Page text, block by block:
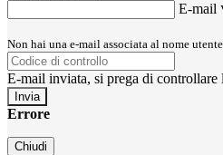
E-mail
Non hai una e-mail associata al nome
E-mail inviata, si prega di controllare
Errore
Chiudi